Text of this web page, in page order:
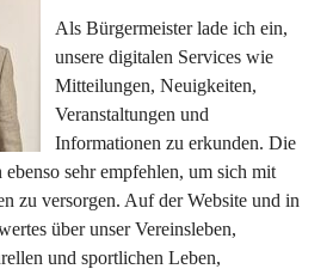
Als Bürgermeister lade ich ein,
unsere digitalen Services wie
Mitteilungen, Neuigkeiten,
Veranstaltungen und
Informationen zu erkunden. Die
sehr empfehlen, um sich mit
zu versorgen. Auf der Website und in
über unser Vereinsleben,
und sportlichen Leben,